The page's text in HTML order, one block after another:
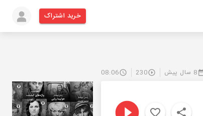
خرید اشتراک
8 سال پیش 230
08:06